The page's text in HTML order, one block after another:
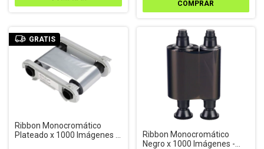
GRATIS
Ribbon Monocromático
Plateado x 1000 Imágenes -
Ribbon Monocromático
Negro x 1000 Imágenes -